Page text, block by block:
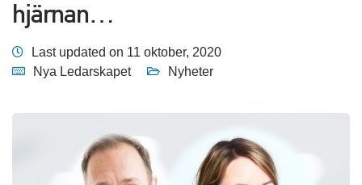
hjärnan…
Last updated on 11 oktober, 2020
Nya Ledarskapet
Nyheter